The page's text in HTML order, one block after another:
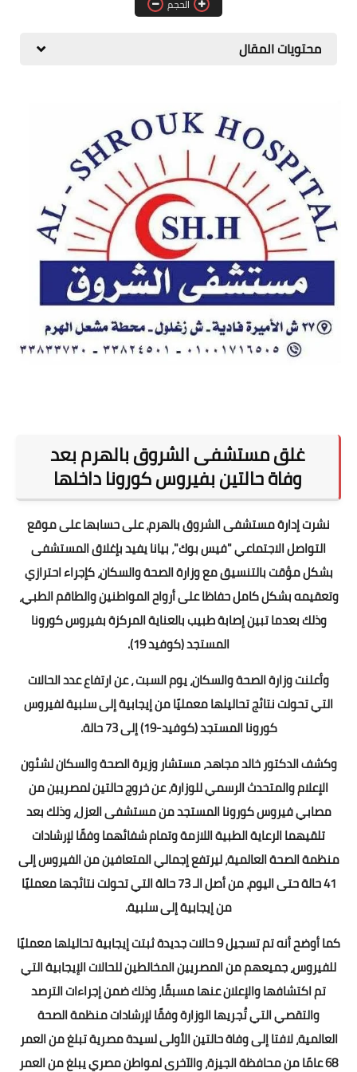
المطبخ
سيارات
علوم وتكنولوجيا
تعليم
وظائف خالية
عروض
الحجم
محتويات المقال
غلق مستشفى الشروق بالهرم بعد
وفاة حالتين بفيروس كورونا داخلها
نشرت إدارة مستشفى الشروق بالهرم، على حسابها على موقع
التواصل الاجتماعي "فيس بوك"، بيانا يفيد بإغلاق المستشفى
بشكل مؤقت بالتنسيق مع وزارة الصحة والسكان، كإجراء احترازي
وتعقيمه بشكل كامل حفاظا على أرواح المواطنين والطاقم الطبي،
وذلك بعدما تبين إصابة طبيب بالعناية المركزة بفيروس كورونا
المستجد (كوفيد 19).
وأعلنت وزارة الصحة والسكان، يوم السبت ، عن ارتفاع عدد الحالات
التي تحولت نتائج تحاليلها معمليًا من إيجابية إلى سلبية لفيروس
كورونا المستجد (كوفيد-19) إلى 73 حالة.
وكشف الدكتور خالد مجاهد، مستشار وزيرة الصحة والسكان لشئون
الإعلام والمتحدث الرسمي للوزارة، عن خروج حالتين لمصريين من
مصابي فيروس كورونا المستجد من مستشفى العزل، وذلك بعد
تلقيهما الرعاية الطبية اللازمة وتمام شفائهما وفقًا لإرشادات
منظمة الصحة العالمية، ليرتفع إجمالي المتعافين من الفيروس إلى
41 حالة حتى اليوم، من أصل الـ 73 حالة التي تحولت نتائجها معمليًا
من إيجابية إلى سلبية.
كما أوضح أنه تم تسجيل 9 حالات جديدة ثبتت إيجابية تحاليلها معمليًا
للفيروس، جميعهم من المصريين المخالطين للحالات الإيجابية التي
تم اكتشافها والإعلان عنها مسبقًا، وذلك ضمن إجراءات الترصد
والتقصي التي تُجريها الوزارة وفقًا لإرشادات منظمة الصحة
العالمية، لافتا إلى وفاة حالتين الأولى لسيدة مصرية تبلغ من العمر
68 عامًا من محافظة الجيزة، والآخرى لمواطن مصري يبلغ من العمر